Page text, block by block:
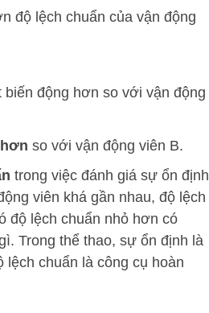
độ lệch chuẩn của vận động
động hơn so với vận động
so với vận động viên B.
trong việc đánh giá sự ổn định
viên khá gần nhau, độ lệch
độ lệch chuẩn nhỏ hơn có
Trong thể thao, sự ổn định là
chuẩn là công cụ hoàn